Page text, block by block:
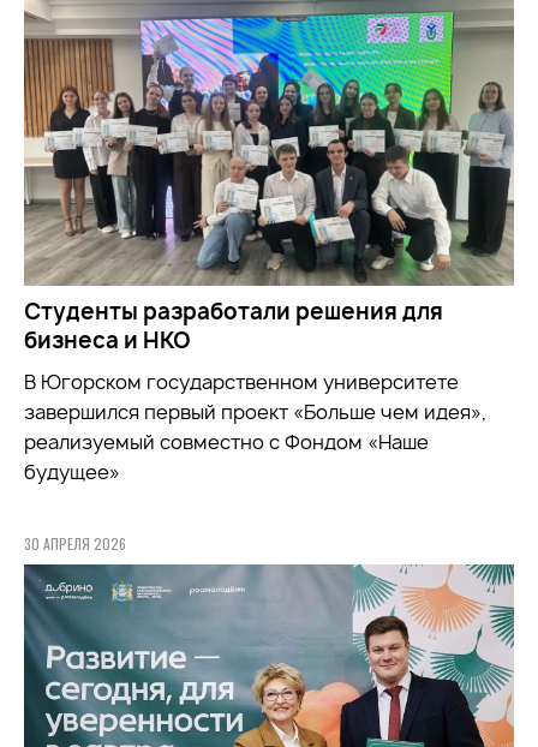
Студенты разработали решения для
бизнеса и НКО
В Югорском государственном университете
завершился первый проект «Больше чем идея»,
реализуемый совместно с Фондом «Наше
будущее»
30 АПРЕЛЯ 2026